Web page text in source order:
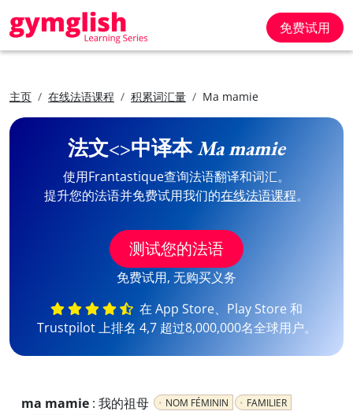
免费试用
主页 在线法语课程 积累词汇量 Ma mamie
法文<>中译本Ma mamie
使用Frantastique查询法语翻译和词汇。
提升您的法语并免费试用我们的在线法语课程。
测试您的法语
免费试用, 无购买义务
在 App Store、Play Store 和
Trustpilot 上排名 4,7 超过8,000,000名全球用户。
ma mamie : 我的祖母 NOM FÉMININ
FAMILIER